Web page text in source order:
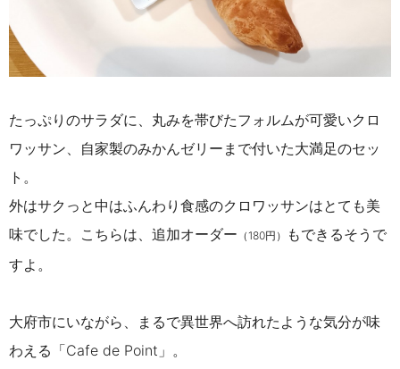
たっぷりのサラダに、丸みを帯びたフォルムが可愛いクロ
ワッサン、 自家製のみかんゼリーまで付いた大満足のセッ
ト。
外はサクっと中はふんわり食感のクロワッサンはとても美
味でした。こちらは、追加オーダー （180円）
もできるそうで
すよ。
大府市にいながら、まるで異世界へ訪れたような気分が味
わえ る「Cafe de Point」。